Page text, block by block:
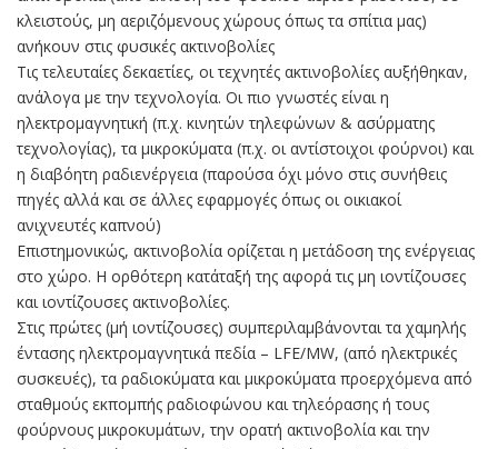
κλειστούς, μη αεριζόμενους χώρους όπως τα σπίτια μας)
ανήκουν στις φυσικές ακτινοβολίες
Τις τελευταίες δεκαετίες, οι τεχνητές ακτινοβολίες αυξήθηκαν,
ανάλογα με την τεχνολογία. Οι πιο γνωστές είναι η
ηλεκτρομαγνητική (π.χ. κινητών τηλεφώνων & ασύρματης
τεχνολογίας), τα μικροκύματα (π.χ. οι αντίστοιχοι φούρνοι) και
η διαβόητη ραδιενέργεια (παρούσα όχι μόνο στις συνήθεις
πηγές αλλά και σε άλλες εφαρμογές όπως οι οικιακοί
ανιχνευτές καπνού)
Επιστημονικώς, ακτινοβολία ορίζεται η μετάδοση της ενέργειας
στο χώρο. Η ορθότερη κατάταξή της αφορά τις μη ιοντίζουσες
και ιοντίζουσες ακτινοβολίες.
Στις πρώτες (μή ιοντίζουσες) συμπεριλαμβάνονται τα χαμηλής
έντασης ηλεκτρομαγνητικά πεδία – LFE/MW, (από ηλεκτρικές
συσκευές), τα ραδιοκύματα και μικροκύματα προερχόμενα από
σταθμούς εκπομπής ραδιοφώνου και τηλεόρασης ή τους
φούρνους μικροκυμάτων, την ορατή ακτινοβολία και την